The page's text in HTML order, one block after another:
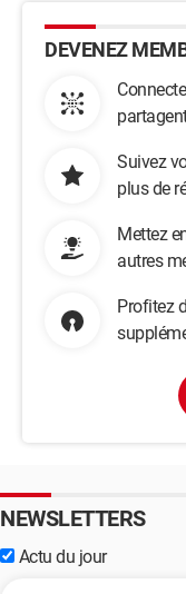
DEVENEZ
Suivez
plus de
Mettez
autres
Profitez
NEWSLETTERS
Actu du jour